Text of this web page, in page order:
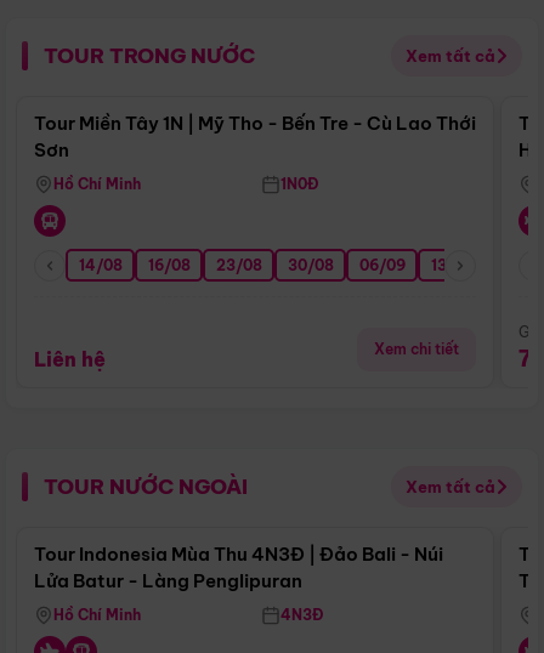
TOUR TRONG NƯỚC Xem tất cả
Điểm nổi bật
Tour Miền Tây 1N | Mỹ Tho - Bến Tre - Cù Lao Thới
Sơn
Hồ Chí Minh 1N0Đ
14/08 16/08 23/08 30/08 06/09 13/09
Liên hệ Xem chi tiết
TOUR NƯỚC NGOÀI Xem tất cả
Điểm nổi bật
Tour Indonesia Mùa Thu 4N3Đ | Đảo Bali - Núi
Lửa Batur - Làng Penglipuran
Hồ Chí Minh 4N3Đ